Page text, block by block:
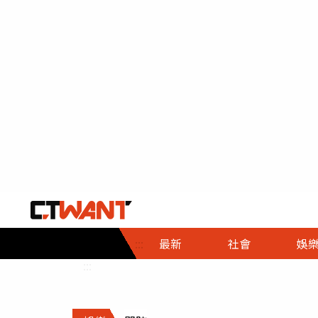
::: 最新 社會
社會首頁
時事
調查
娛樂
娛樂首頁
即時
財經首頁
熱線
政